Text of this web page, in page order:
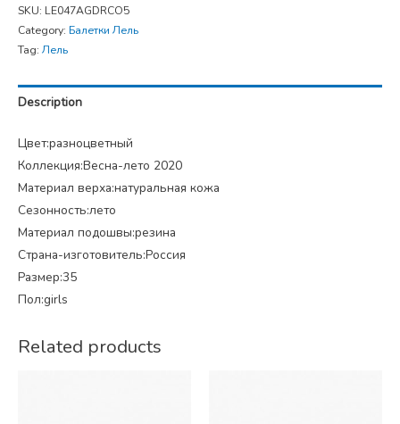
SKU: LE047AGDRCO5
Category: Балетки Лель
Tag: Лель
Description
Цвет:разноцветный
Коллекция:Весна-лето 2020
Материал верха:натуральная кожа
Сезонность:лето
Материал подошвы:резина
Страна-изготовитель:Россия
Размер:35
Пол:girls
Related products